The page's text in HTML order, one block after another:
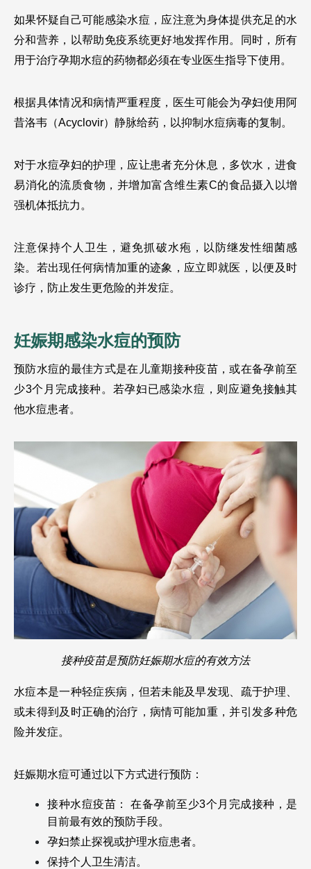
如果怀疑自己可能感染水痘，应注意为身体提供充足的水
分和营养，以帮助免疫系统更好地发挥作用。同时，所有
用于治疗孕期水痘的药物都必须在专业医生指导下使用。
根据具体情况和病情严重程度，医生可能会为孕妇使用阿
昔洛韦（Acyclovir）静脉给药，以抑制水痘病毒的复制。
对于水痘孕妇的护理，应让患者充分休息，多饮水，进食
易消化的流质食物，并增加富含维生素C的食品摄入以增
强机体抵抗力。
注意保持个人卫生，避免抓破水疱，以防继发性细菌感
染。若出现任何病情加重的迹象，应立即就医，以便及时
诊疗，防止发生更危险的并发症。
妊娠期感染水痘的预防
预防水痘的最佳方式是在儿童期接种疫苗，或在备孕前至
少3个月完成接种。若孕妇已感染水痘，则应避免接触其
他水痘患者。
接种疫苗是预防妊娠期水痘的有效方法
水痘本是一种轻症疾病，但若未能及早发现、疏于护理、
或未得到及时正确的治疗，病情可能加重，并引发多种危
险并发症。
妊娠期水痘可通过以下方式进行预防：
接种水痘疫苗： 在备孕前至少3个月完成接种，是
目前最有效的预防手段。
孕妇禁止探视或护理水痘患者。
保持个人卫生清洁。